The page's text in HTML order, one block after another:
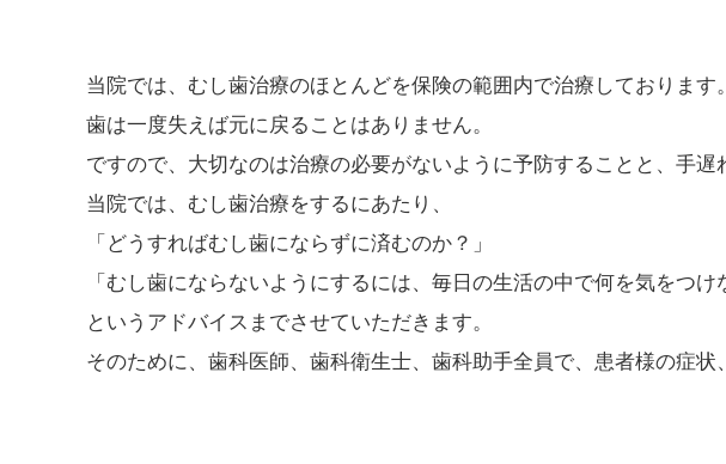
当院では、むし歯治療のほとんどを保険の範囲内で治療しております。
歯は一度失えば元に戻ることはありません。
ですので、大切なのは治療の必要がないように予防することと、手遅
当院では、むし歯治療をするにあたり、
「どうすればむし歯にならずに済むのか？」
「むし歯にならないようにするには、毎日の生活の中で何を気をつけ
というアドバイスまでさせていただきます。
そのために、歯科医師、歯科衛生士、歯科助手全員で、患者様の症